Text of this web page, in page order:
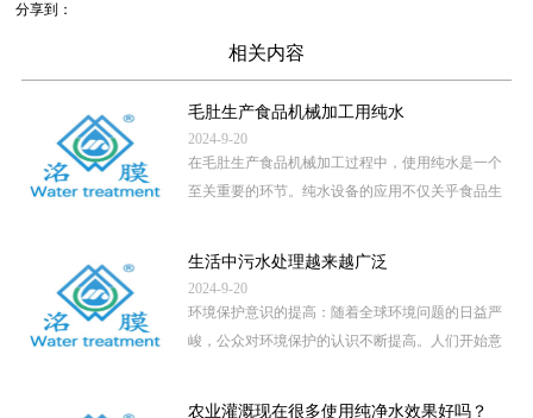
分享到：
相关内容
毛肚生产食品机械加工用纯水
2024-9-20
在毛肚生产食品机械加工过程中，使用纯水是一个
至关重要的环节。纯水设备的应用不仅关乎食品生
生活中污水处理越来越广泛
2024-9-20
环境保护意识的提高：随着全球环境问题的日益严
峻，公众对环境保护的认识不断提高。人们开始意
农业灌溉现在很多使用纯净水效果好吗？